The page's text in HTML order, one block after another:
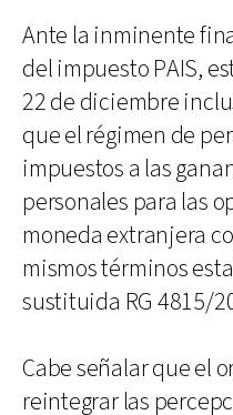
Ante la inminente
del impuesto PAIS,
22 de diciembre
que el régimen de
impuestos a las
personales para las
moneda extranjera
mismos términos
sustituida RG 4815/
Cabe señalar que el
reintegrar las